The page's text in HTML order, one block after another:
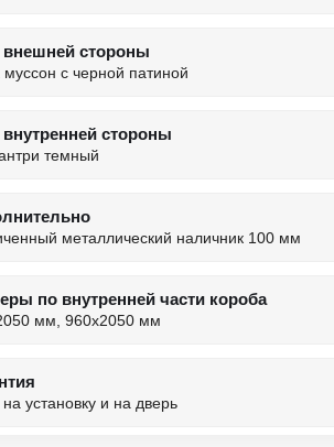
внешней стороны
с черной патиной
внутренней стороны
темный
металлический наличник 100 мм
по внутренней части короба
мм, 960х2050 мм
установку и на дверь